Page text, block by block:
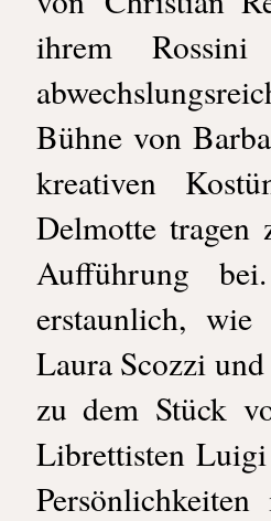
ihrem
Bühne von
kreativen
Delmotte
Aufführung
erstaunlich,
Laura Scozzi
zu dem Stück
Librettisten